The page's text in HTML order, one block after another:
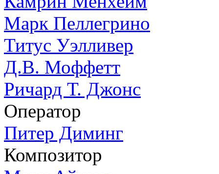
Марк Пеллегрино
Титус Уэлливер
Д.В. Моффетт
Ричард Т. Джонс
Оператор
Питер Диминг
Композитор